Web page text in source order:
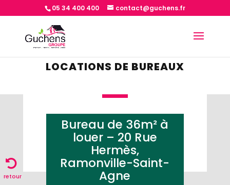
05 34 400 400 contact@guchens.fr
LOCATIONS DE BUREAUX
Bureau de 36m² à
louer – 20 Rue
Hermès,
Ramonville-Saint-
Agne